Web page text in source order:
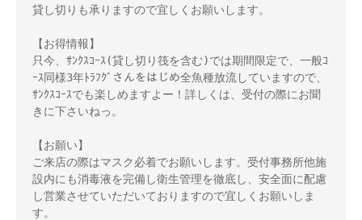
貸し切りも承りますので宜しくお願いします。
【お得情報】
只今、ｻﾝｸｽｺｰｽ(貸し切り筏を含む)では期間限定で、一般ｺ
ｰｽ同様3年ﾄﾗﾌｸﾞさんをはじめ全魚種放流していますので、
ｻﾝｸｽｺｰｽでも楽しめますよー！詳しくは、受付の際にお聞
きに下さいねっ。
【お願い】
ご来店の際はマスク必着でお願いします。受付事務所他施
設内にも消毒液を完備し衛生管理を徹底し、安全面に配慮
し営業させていただいておりますので宜しくお願いしま
す。